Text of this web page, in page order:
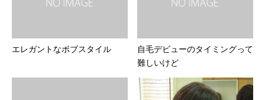
エレガントなボブスタイル
自毛デビューのタイミングって
難しいけど